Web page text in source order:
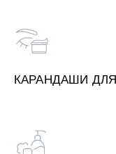
КАРАНДАШИ